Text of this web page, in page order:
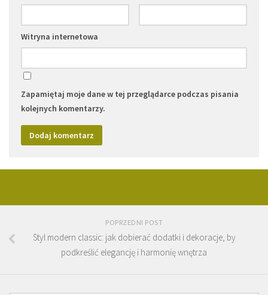
Witryna internetowa
Zapamiętaj moje dane w tej przeglądarce podczas pisania
kolejnych komentarzy.
POPRZEDNI POST
Styl modern classic: jak dobierać dodatki i dekoracje, by
podkreślić elegancję i harmonię wnętrza